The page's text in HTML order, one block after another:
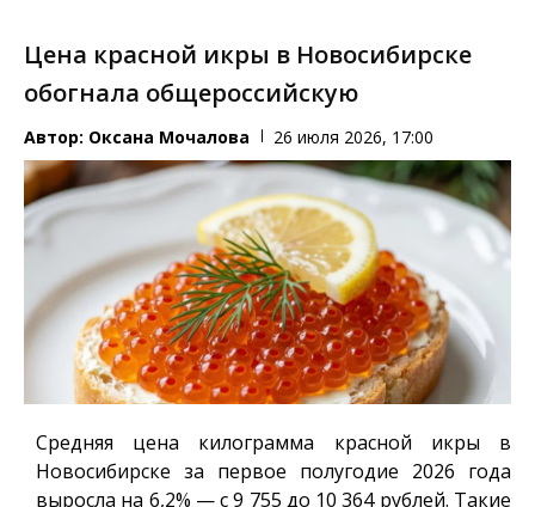
Цена красной икры в Новосибирске
обогнала общероссийскую
Автор: Оксана Мочалова 26 июля 2026, 17:00
Средняя цена килограмма красной икры в
Новосибирске за первое полугодие 2026 года
выросла на 6,2% — с 9 755 до 10 364 рублей. Такие